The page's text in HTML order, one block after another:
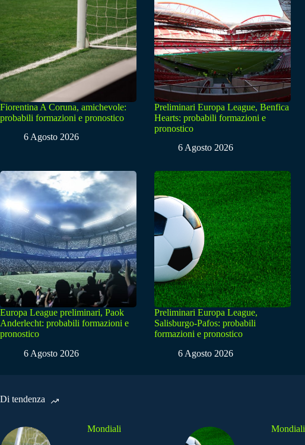
Fiorentina A Coruna, amichevole:
probabili formazioni e pronostico
6 Agosto 2026
Preliminari Europa League, Benfica
Hearts: probabili formazioni e
pronostico
6 Agosto 2026
Europa League preliminari, Paok
Anderlecht: probabili formazioni e
pronostico
6 Agosto 2026
Preliminari Europa League,
Salisburgo-Pafos: probabili
formazioni e pronostico
6 Agosto 2026
Di tendenza
Mondiali Mondiali